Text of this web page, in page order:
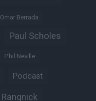
Omar Berrada
Paul Scholes
Phil Neville
Podcast